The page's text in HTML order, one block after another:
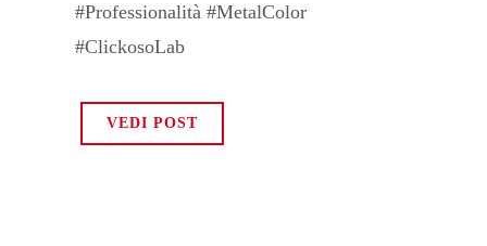
#Professionalità #MetalColor
#ClickosoLab
VEDI POST